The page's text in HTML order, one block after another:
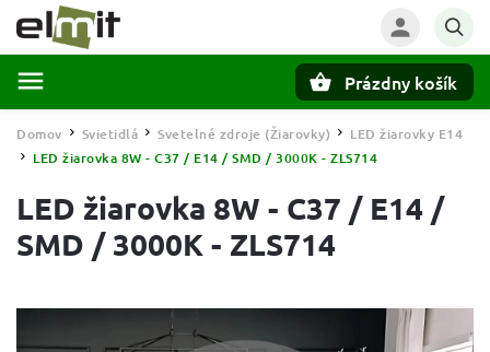
Prázdny košík
Domov / Svietidlá / Svetelné zdroje (Žiarovky) / LED žiarovky E14
/ LED žiarovka 8W - C37 / E14 / SMD / 3000K - ZLS714
LED žiarovka 8W - C37 / E14 /
SMD / 3000K - ZLS714